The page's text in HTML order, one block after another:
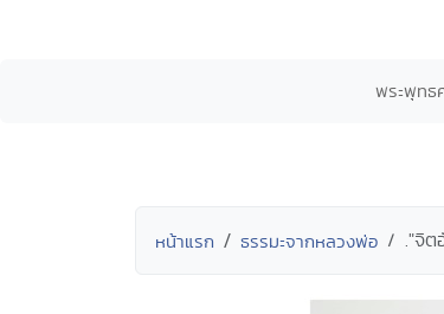
พระพุทธ
หน้าแรก ธรรมะจากหลวงพ่อ ."จิต